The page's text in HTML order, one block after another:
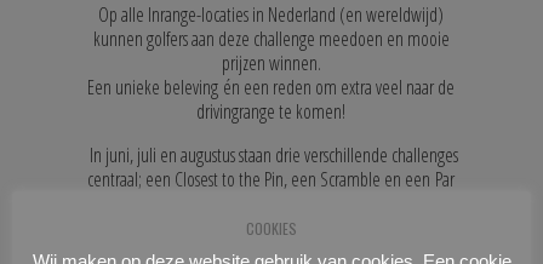
Op alle Inrange-locaties in Nederland (en wereldwijd)
kunnen golfers aan deze challenge meedoen en mooie
prijzen winnen.
Een unieke beleving én een reden om extra veel naar de
drivingrange te komen!
In juni, juli en augustus staan drie verschillende challenges
centraal; een Closest to the Pin, een Scramble en een Par
Via de schermen, of de app van Inrange kun je je
aanmelden en op onze driving range meedoen met de
COOKIES